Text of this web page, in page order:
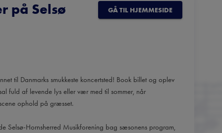
på Selsø GÅ TIL HJEMMESIDE
til Danmarks smukkeste koncertsted! Book billet og oplev
fuld af levende lys eller vær med til sommer, når
ophold på græsset.
Selsø-Hornsherred Musikforening bag sæsonens program,